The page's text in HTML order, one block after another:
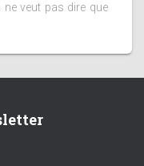
veut pas dire que